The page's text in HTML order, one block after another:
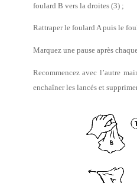
foulard B vers la droites (3) ;
Rattraper le foulard A puis le
Marquez une pause après
Recommencez avec l’autre
enchaîner les lancés et